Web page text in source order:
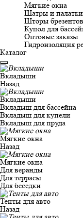
Мягкие окна
Шатры и палатки
Шторы
Купол для
Оптовые заказы
Гидроизоляция
Каталог
Вкладыши
Назад
Вкладыши
Вкладыш для бассейна
Вкладыш для купели
Вкладыш для пруда
Мягкие окна
Назад
Мягкие окна
Для веранды
Для террасы
Для беседки
Тенты для авто
Назад